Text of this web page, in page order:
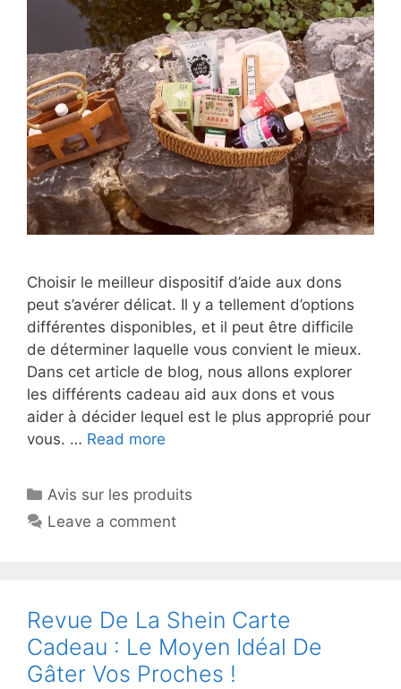
Choisir le meilleur dispositif d’aide aux dons
peut s’avérer délicat. Il y a tellement d’options
différentes disponibles, et il peut être difficile
de déterminer laquelle vous convient le mieux.
Dans cet article de blog, nous allons explorer
les différents cadeau aid aux dons et vous
aider à décider lequel est le plus approprié pour
vous. … Read more
Avis sur les produits
Leave a comment
Revue De La Shein Carte
Cadeau : Le Moyen Idéal De
Gâter Vos Proches !